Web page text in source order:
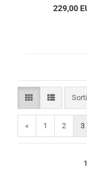
229,00
« 1 2 3